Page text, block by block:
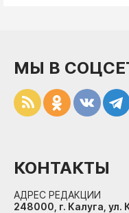
МЫ В
КОНТАКТЫ
АДРЕС РЕДАКЦИИ
248000, г. Калуга,